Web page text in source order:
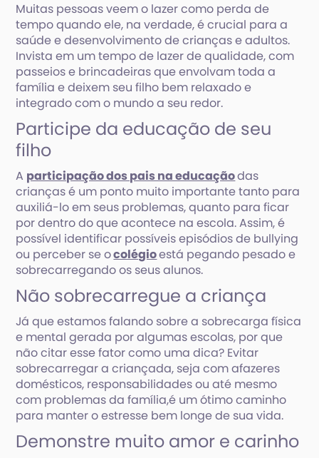
Muitas pessoas veem o lazer como perda de
tempo quando ele, na verdade, é crucial para a
saúde e desenvolvimento de crianças e adultos.
Invista em um tempo de lazer de qualidade, com
passeios e brincadeiras que envolvam toda a
família e deixem seu filho bem relaxado e
integrado com o mundo a seu redor.
Participe da educação de seu
filho
A participação dos pais na educaçãodas
crianças é um ponto muito importante tanto para
auxiliá-lo em seus problemas, quanto para ficar
por dentro do que acontece na escola. Assim, é
possível identificar possíveis episódios de bullying
ou perceber se ocolégioestá pegando pesado e
sobrecarregando os seus alunos.
Não sobrecarregue a criança
Já que estamos falando sobre a sobrecarga física
e mental gerada por algumas escolas, por que
não citar esse fator como uma dica? Evitar
sobrecarregar a criançada, seja com afazeres
domésticos, responsabilidades ou até mesmo
com problemas da família,é um ótimo caminho
para manter o estresse bem longe de sua vida.
Demonstre muito amor e carinho